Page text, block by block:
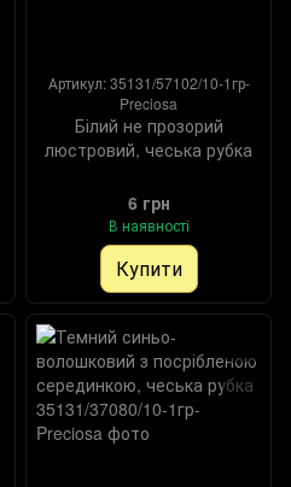
Артикул: 35131/57102/10-1гр-
Preciosa
Білий не прозорий
люстровий, чеська рубка
6 грн
В наявності
Купити